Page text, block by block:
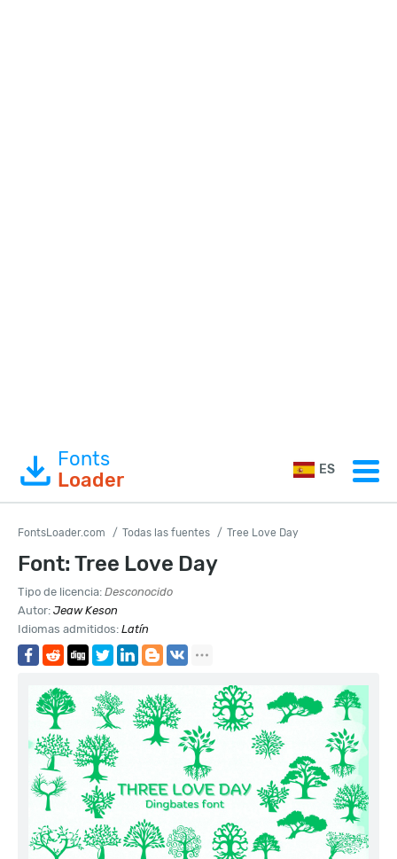
Fonts
Loader
ES
FontsLoader.com Todas las fuentes Tree Love Day
Font: Tree Love Day
Tipo de licencia: Desconocido
Autor: Jeaw Keson
Idiomas admitidos: Latín